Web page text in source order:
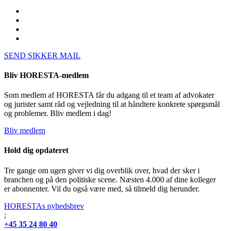
SEND SIKKER MAIL
Bliv HORESTA-medlem
Som medlem af HORESTA får du adgang til et team af advokater
og jurister samt råd og vejledning til at håndtere konkrete spørgsmål
og problemer. Bliv medlem i dag!
Bliv medlem
Hold dig opdateret
Tre gange om ugen giver vi dig overblik over, hvad der sker i
branchen og på den politiske scene. Næsten 4.000 af dine kolleger
er abonnenter. Vil du også være med, så tilmeld dig herunder.
HORESTAs nyhedsbrev
;
+45 35 24 80 40